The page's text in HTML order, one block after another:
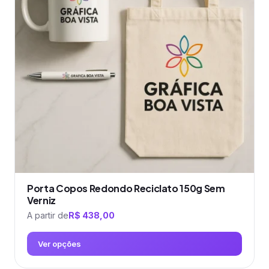
As
opções
escolhidas
na
Porta Copos Redondo Reciclato 150g Sem
Verniz
A partir deR$ 438,00
Ver opções